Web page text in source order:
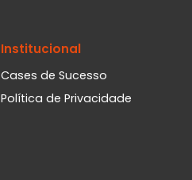
Institucional
Cases de Sucesso
Política de Privacidade